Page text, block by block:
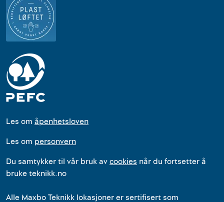
Les om åpenhetsloven
Les om personvern
Du samtykker til vår bruk avcookies når du fortsetter å
bruke teknikk.no
Alle Maxbo Teknikk lokasjonerersertifisert som